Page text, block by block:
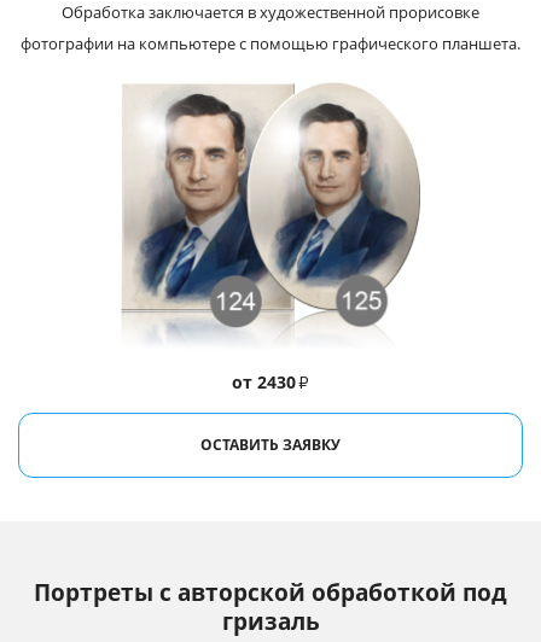
от 2430₽
Обработка заключается в художественной прорисовке
фотографии на компьютере с помощью графического планшета.
ОСТАВИТЬ ЗАЯВКУ
Портреты с авторской обработкой под
гризаль